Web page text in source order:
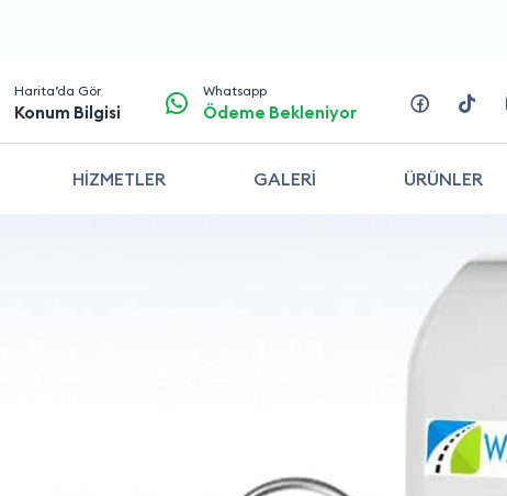
Harita’da Gör
Konum Bilgisi
Whatsapp
Ödeme Bekleniyor
HİZMETLER GALERİ ÜRÜNLER